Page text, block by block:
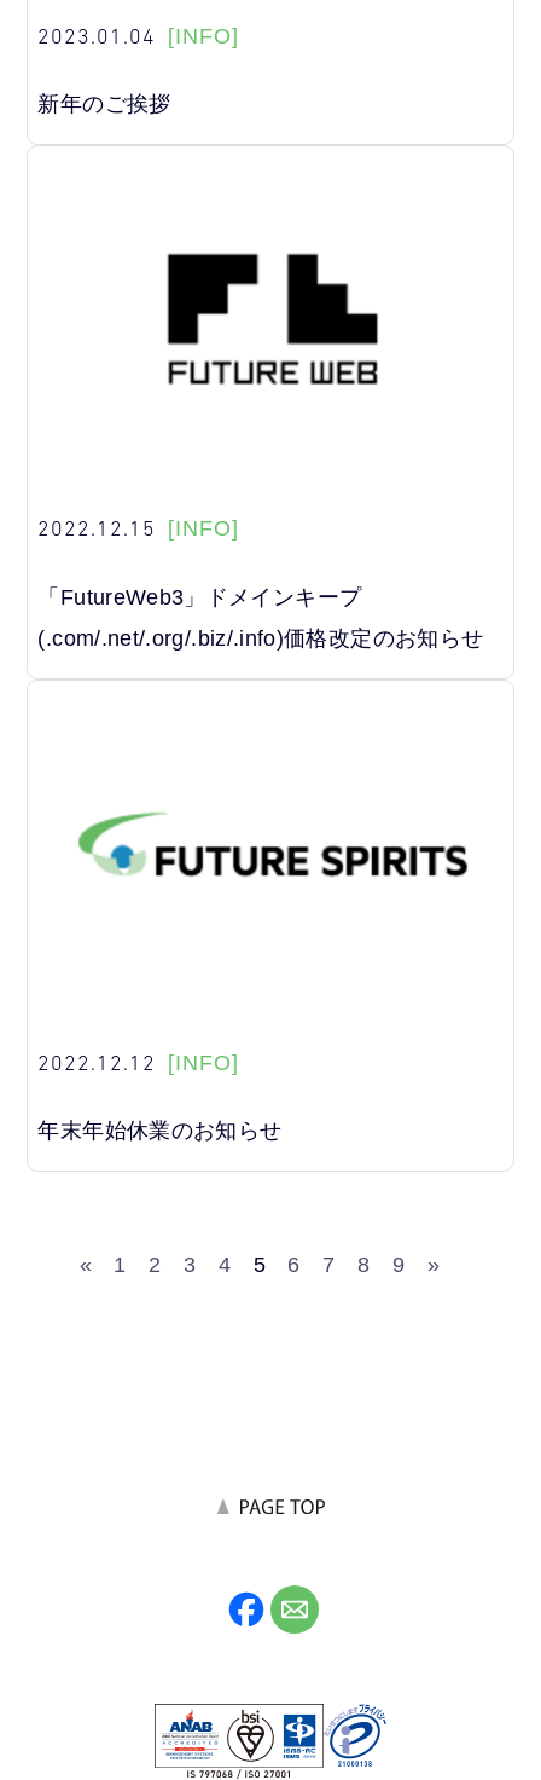
2023.01.04 [INFO]
新年のご挨拶
2022.12.15 [INFO]
「FutureWeb3」ドメインキープ
(.com/.net/.org/.biz/.info)価格改定のお知らせ
2022.12.12 [INFO]
年末年始休業のお知らせ
« 1 2 3 4 5 6 7 8 9 »